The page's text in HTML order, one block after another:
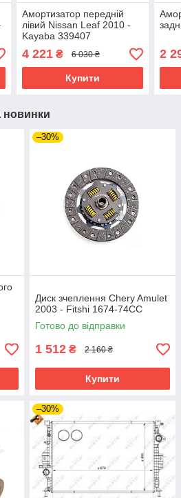
Амортизатор передній
лівий Nissan Leaf 2010 -
Kayaba 339407
4 221₴ 6 030 ₴
Купити
2
новинки
–30%
Диск зчеплення Chery Amulet
2003 - Fitshi 1674-74CC
Готово до відправки
1 512 ₴ 2 160 ₴
Купити
–30%